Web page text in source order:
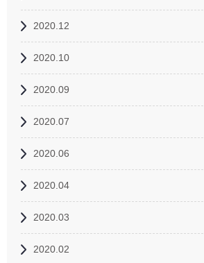
2020.12
2020.10
2020.09
2020.07
2020.06
2020.04
2020.03
2020.02